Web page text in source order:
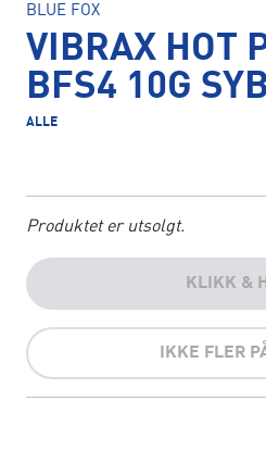
BLUE FOX
VIBRAX HOT
BFS4 10G SYB
ALLE
Produktet er utsolgt.
KLIKK &
IKKE FLER